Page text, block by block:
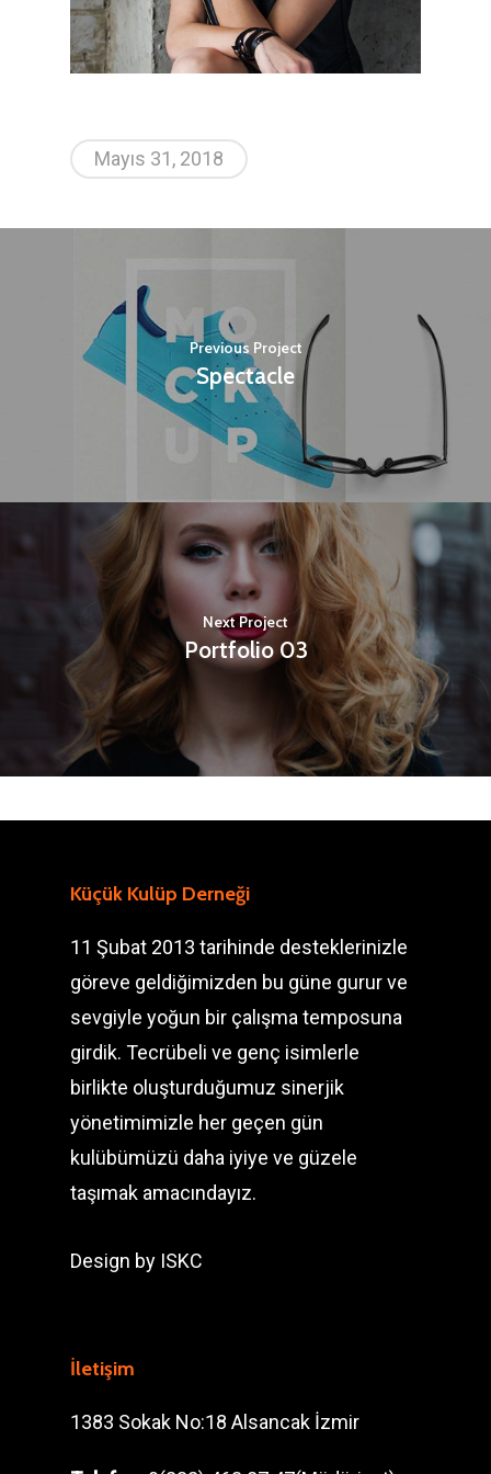
Mayıs 31, 2018
Previous Project
Spectacle
Next Project
Portfolio 03
Küçük Kulüp Derneği
11 Şubat 2013 tarihinde desteklerinizle
göreve geldiğimizden bu güne gurur ve
sevgiyle yoğun bir çalışma temposuna
girdik. Tecrübeli ve genç isimlerle
birlikte oluşturduğumuz sinerjik
yönetimimizle her geçen gün
kulübümüzü daha iyiye ve güzele
taşımak amacındayız.
Design by ISKC
İletişim
1383 Sokak No:18 Alsancak İzmir